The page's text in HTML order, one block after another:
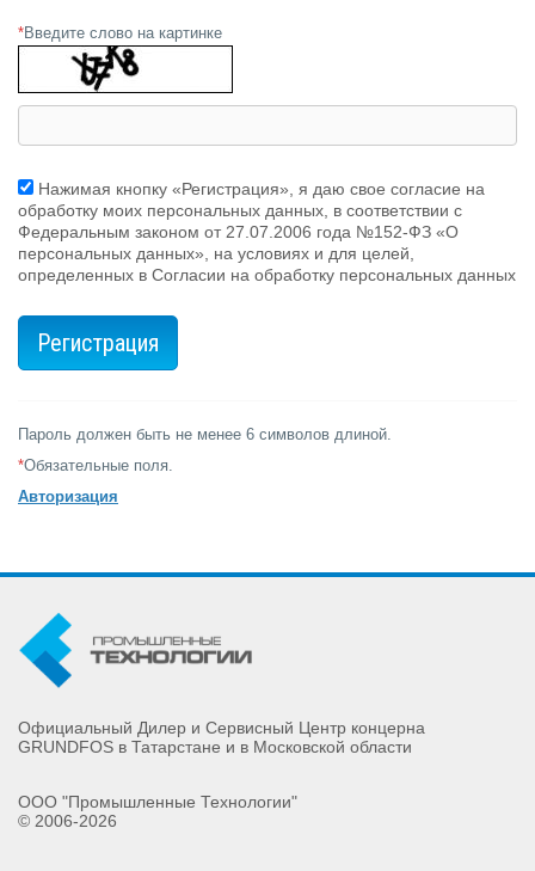
*Введите слово на картинке
Нажимая кнопку «Регистрация», я даю свое согласие на
обработку моих персональных данных, в соответствии с
Федеральным законом от 27.07.2006 года №152-ФЗ «О
персональных данных», на условиях и для целей,
определенных в Согласии на обработку персональных данных
Пароль должен быть не менее 6 символов длиной.
*Обязательные поля.
Авторизация
Официальный Дилер и Сервисный Центр концерна
GRUNDFOS в Татарстане и в Московской области
ООО "Промышленные Технологии"
© 2006-2026